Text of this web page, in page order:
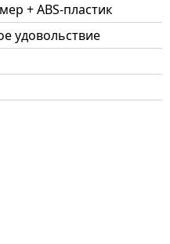
+ ABS-пластик
удовольствие